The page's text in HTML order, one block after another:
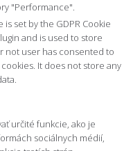
"Performance".
is set by the GDPR Cookie
and is used to store
not user has consented to
It does not store any
určité funkcie, ako je
sociálnych médií,